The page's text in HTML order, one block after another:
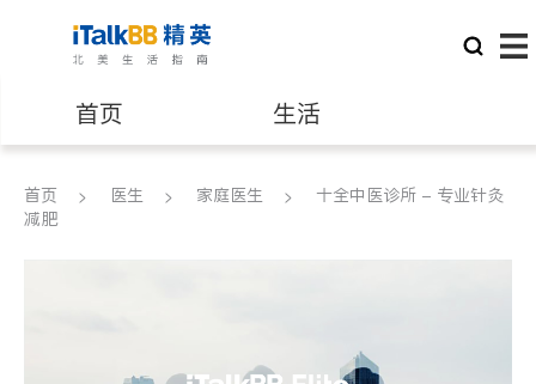
首页 生活
医生 律师
首页 医生 家庭医生
十全中医诊所 - 专业针灸
减肥